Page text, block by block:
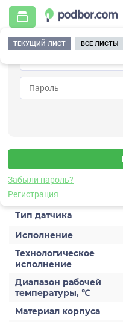
Забыли пароль?
Регистрация
ТЕКУЩИЙ ЛИСТ ВСЕ ЛИСТЫ
Главная / Контрольно-
Датчик
Характеристики
Тип датчика
Исполнение
Технологическое
исполнение
Диапазон рабочей
температуры, ℃
Материал корпуса